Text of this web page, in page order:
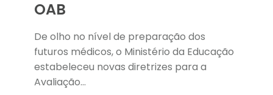
OAB
De olho no nível de preparação dos
futuros médicos, o Ministério da Educação
estabeleceu novas diretrizes para a
Avaliação…